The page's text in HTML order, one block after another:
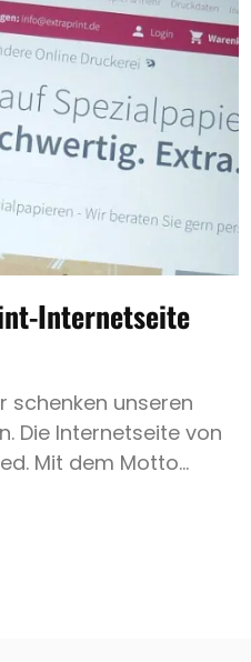
Save
the
Date
Heissfolie
Expertentipp
Internetseite
schenken unseren
Die Internetseite von
Mit dem Motto...